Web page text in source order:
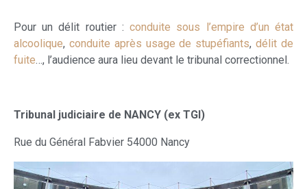
Pour un délit routier :conduite sous l’empire d’un état
alcoolique, conduite après usage de stupéfiants,délit de
fuite…, l’audience aura lieu devant le tribunal correctionnel.
Tribunal judiciaire de NANCY (ex TGI)
Rue du Général Fabvier 54000 Nancy